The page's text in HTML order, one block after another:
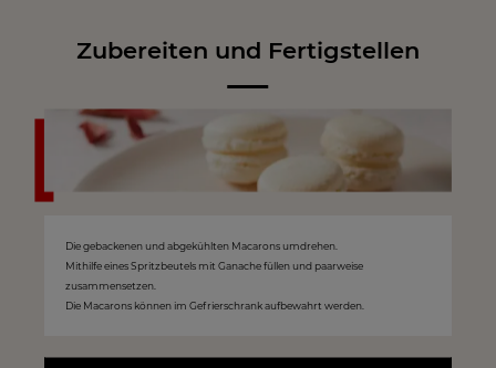
Zubereiten und Fertigstellen
Die gebackenen und abgekühlten Macarons umdrehen.
Mithilfe eines Spritzbeutels mit Ganache füllen und paarweise
zusammensetzen.
Die Macarons können im Gefrierschrank aufbewahrt werden.